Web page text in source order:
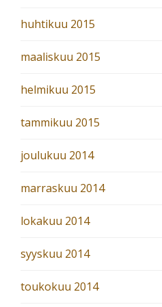
huhtikuu 2015
maaliskuu 2015
helmikuu 2015
tammikuu 2015
joulukuu 2014
marraskuu 2014
lokakuu 2014
syyskuu 2014
toukokuu 2014